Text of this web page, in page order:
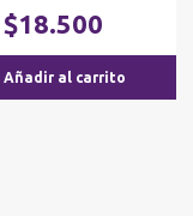
precio
original
era:
$18.500
Añadir al carrito